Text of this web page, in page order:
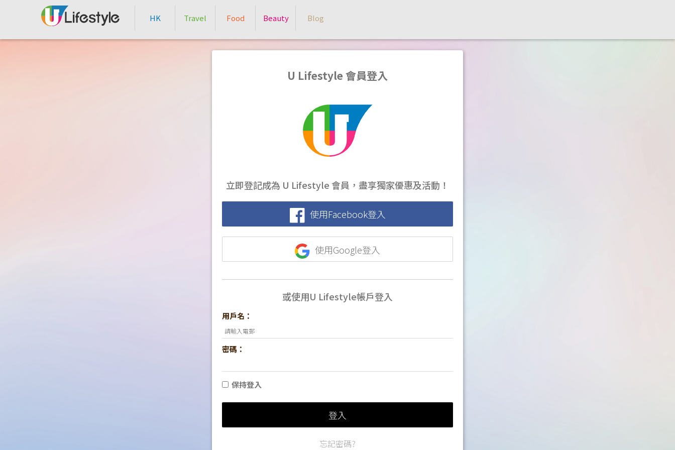
HK Travel Food Beauty Blog
U Lifestyle 會員登入
立即登記成為 U Lifestyle 會員，盡享獨家優惠及活動！
使用Facebook登入
使用Google登入
或使用U Lifestyle帳戶登入
用戶名：
密碼：
保持登入
登入
忘記密碼?